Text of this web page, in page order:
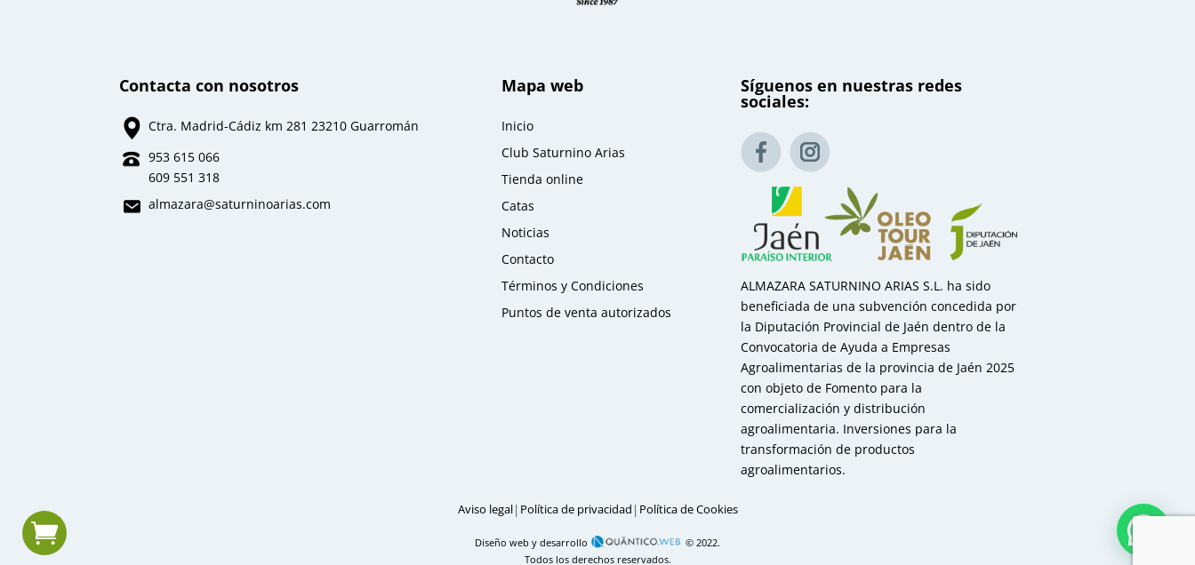
Contacta con nosotros
Ctra. Madrid-Cádiz km 281 23210 Guarromán
953 615 066
609 551 318
almazara@saturninoarias.com
Mapa web
Inicio
Club Saturnino Arias
Tienda online
Catas
Noticias
Contacto
Términos y Condiciones
Puntos de venta autorizados
Síguenos en nuestras redes
sociales:
ALMAZARA SATURNINO ARIAS S.L. ha sido
beneficiada de una subvención concedida por
la Diputación Provincial de Jaén dentro de la
Convocatoria de Ayuda a Empresas
Agroalimentarias de la provincia de Jaén 2025
con objeto de Fomento para la
comercialización y distribución
agroalimentaria. Inversiones para la
transformación de productos
agroalimentarios.
Aviso legal| Política de privacidad | Política de Cookies
Diseño web y desarrollo
© 2022.
Todos los derechos reservados.